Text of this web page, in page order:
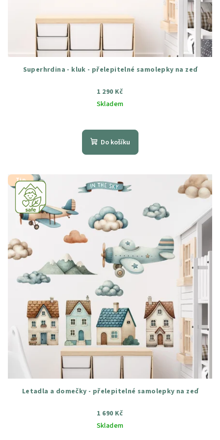
Superhrdina - kluk - přelepitelné samolepky na zeď
1 290 Kč
Skladem
hodnocení
produktu
hvězdiček.
Do košíku
Tip
Letadla a domečky - přelepitelné samolepky na zeď
1 690 Kč
Skladem